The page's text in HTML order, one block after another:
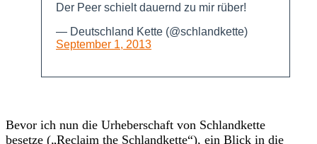
Der Peer schielt dauernd zu mir rüber!
— Deutschland Kette (@schlandkette)
September 1, 2013
Bevor ich nun die Urheberschaft von Schlandkette
besetze („Reclaim the Schlandkette“), ein Blick in die